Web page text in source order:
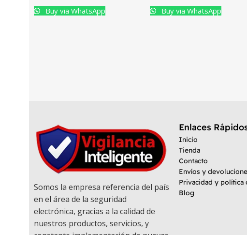
Buy via WhatsApp Buy via WhatsApp
Somos la empresa referencia del país
en el área de la seguridad
electrónica, gracias a la calidad de
nuestros productos, servicios, y
Enlaces
Inicio
Tienda
Contacto
Envíos y
Privacidad y política
Blog